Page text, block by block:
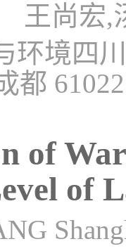
王尚宏,
环境四
都
of
of